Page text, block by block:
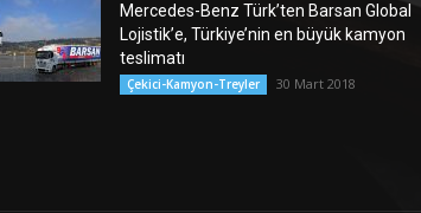
Mercedes-Benz Türk’ten Barsan Global
Lojistik’e, Türkiye’nin en büyük kamyon
teslimatı
Çekici-Kamyon-Treyler 30 Mart 2018